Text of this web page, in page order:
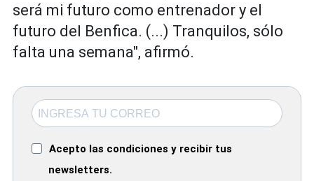
será mi futuro como entrenador y el
futuro del Benfica. (...) Tranquilos, sólo
falta una semana", afirmó.
Acepto las condiciones y recibir tus
newsletters.